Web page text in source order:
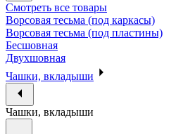
Смотреть все товары
Ворсовая тесьма (под каркасы)
Ворсовая тесьма (под пластины)
Бесшовная
Двухшовная
Чашки, вкладыши
Чашки, вкладыши